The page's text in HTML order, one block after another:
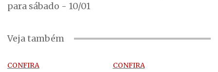
para sábado - 10/01
Veja também
CONFIRA CONFIRA